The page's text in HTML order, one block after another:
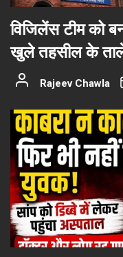
विजिलेंस टीम को
खुले तहसील के
Rajeev Chawla